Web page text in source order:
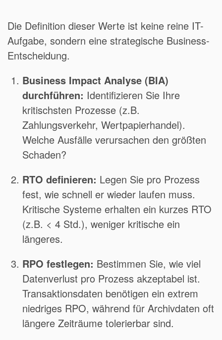
Die Definition dieser Werte ist keine reine IT-
Aufgabe, sondern eine strategische Business-
Entscheidung.
Business Impact Analyse (BIA)
durchführen: Identifizieren Sie Ihre
kritischsten Prozesse (z.B.
Zahlungsverkehr, Wertpapierhandel).
Welche Ausfälle verursachen den größten
Schaden?
RTO definieren: Legen Sie pro Prozess
fest, wie schnell er wieder laufen muss.
Kritische Systeme erhalten ein kurzes RTO
(z.B. < 4 Std.), weniger kritische ein
längeres.
RPO festlegen: Bestimmen Sie, wie viel
Datenverlust pro Prozess akzeptabel ist.
Transaktionsdaten benötigen ein extrem
niedriges RPO, während für Archivdaten oft
längere Zeiträume tolerierbar sind.